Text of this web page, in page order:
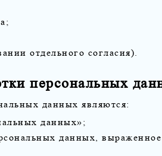
отдельного согласия).
персональных
данных являются:
данных»;
данных,